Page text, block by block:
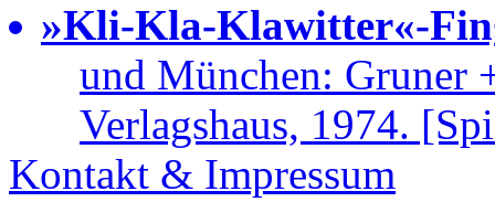
»Kli-Kla-Klawitter«-
und München: Gruner
Verlagshaus, 1974.
Kontakt & Impressum